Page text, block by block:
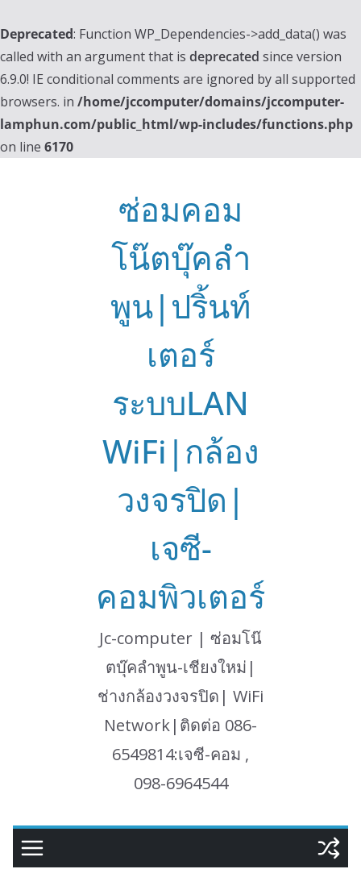
Deprecated: Function WP_Dependencies->add_data() was
called with an argument that is deprecated since version
6.9.0! IE conditional comments are ignored by all supported
browsers. in /home/jccomputer/domains/jccomputer-
lamphun.com/public_html/wp-includes/functions.php
on line 6170
ซ่อมคอม
โน๊ตบุ๊คลำ
พูน|ปริ้นท์
เตอร์
ระบบLAN
WiFi|กล้อง
วงจรปิด|
เจซี-
คอมพิวเตอร์
Jc-computer | ซ่อมโน๊
ตบุ๊คลำพูน-เชียงใหม่|
ช่างกล้องวงจรปิด| WiFi
Network|ติดต่อ 086-
6549814:เจซี-คอม ,
098-6964544